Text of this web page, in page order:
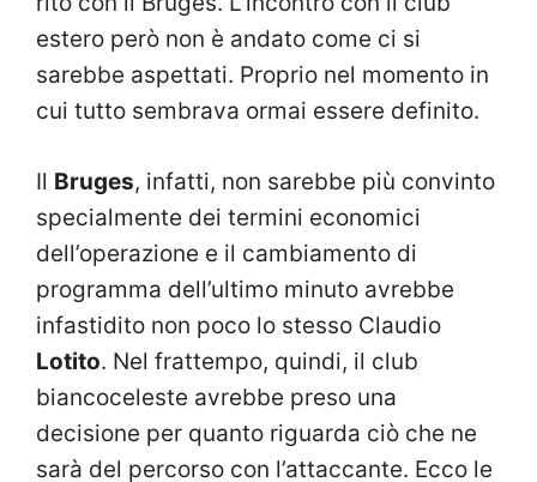
estero però non è andato come ci si
sarebbe aspettati. Proprio nel momento in
cui tutto sembrava ormai essere definito.
Il Bruges, infatti, non sarebbe più convinto
specialmente dei termini economici
dell’operazione e il cambiamento di
programma dell’ultimo minuto avrebbe
infastidito non poco lo stesso Claudio
Lotito. Nel frattempo, quindi, il club
biancoceleste avrebbe preso una
decisione per quanto riguarda ciò che ne
sarà del percorso con l’attaccante. Ecco le